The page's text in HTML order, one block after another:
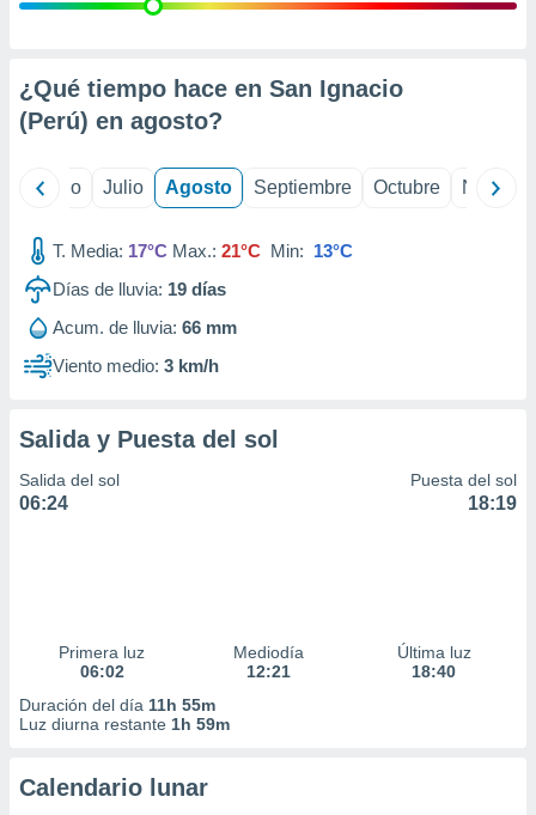
e
mediante
publicidad
de
1199
¿Qué tiempo hace en San Ignacio
(Perú) en agosto?
Junio Julio Agosto Septiembre Octubre
T. Media: 17°C Max.: 21°C Min: 13°C
Días de lluvia: 19 días
Acum. de lluvia: 66 mm
Viento medio: 3 km/h
Salida y Puesta del sol
Salida del sol
06:24
Puesta del sol
18:19
Primera luz
06:02
Mediodía
12:21
Última luz
18:40
Duración del día 11h 55m
Luz diurna restante 1h 59m
Calendario lunar